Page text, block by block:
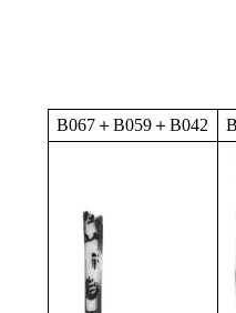
B067＋B059＋B042